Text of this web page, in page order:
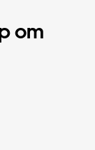
om